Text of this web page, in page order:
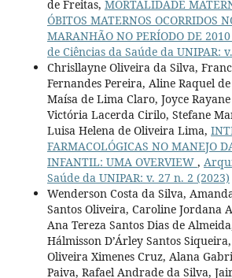
de Freitas, MORTALIDADE
ÓBITOS MATERNOS OCORRIDOS
MARANHÃO NO PERÍODO DE
de Ciências da Saúde da UNIPAR:
Chrisllayne Oliveira da Silva,
Fernandes Pereira, Aline Raquel
Maísa de Lima Claro, Joyce
Victória Lacerda Cirilo, Stefane
Luisa Helena de Oliveira Lima,
FARMACOLÓGICAS NO MANEJO
INFANTIL: UMA OVERVIEW ,
Saúde da UNIPAR: v. 27 n. 2 (2023)
Wenderson Costa da Silva,
Santos Oliveira, Caroline Jordana
Ana Tereza Santos Dias de
Hálmisson D’Árley Santos
Oliveira Ximenes Cruz, Alana
Paiva, Rafael Andrade da Silva,